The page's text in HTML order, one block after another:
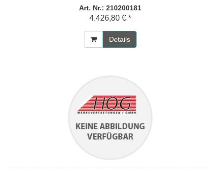
Art. Nr.: 210200181
4.426,80 € *
Details